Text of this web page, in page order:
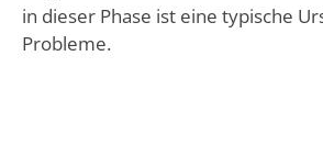
in dieser Phase ist eine typische
Probleme.